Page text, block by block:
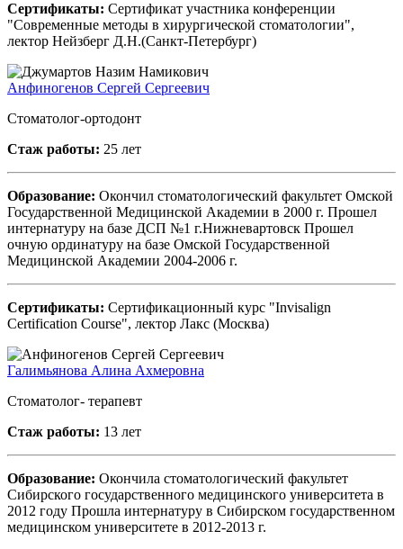
Сертификаты: Сертификат участника конференции
"Современные методы в хирургической стоматологии",
лектор Нейзберг Д.Н.(Санкт-Петербург)
Анфиногенов Сергей Сергеевич
Стоматолог-ортодонт
Стаж работы: 25 лет
Образование: Окончил стоматологический факультет Омской
Государственной Медицинской Академии в 2000 г. Прошел
интернатуру на базе ДСП №1 г.Нижневартовск Прошел
очную ординатуру на базе Омской Государственной
Медицинской Академии 2004-2006 г.
Сертификаты: Сертификационный курс "Invisalign
Certification Course", лектор Лакс (Москва)
Галимьянова Алина Ахмеровна
Стоматолог- терапевт
Стаж работы: 13 лет
Образование: Окончила стоматологический факультет
Сибирского государственного медицинского университета в
2012 году Прошла интернатуру в Сибирском государственном
медицинском университете в 2012-2013 г.